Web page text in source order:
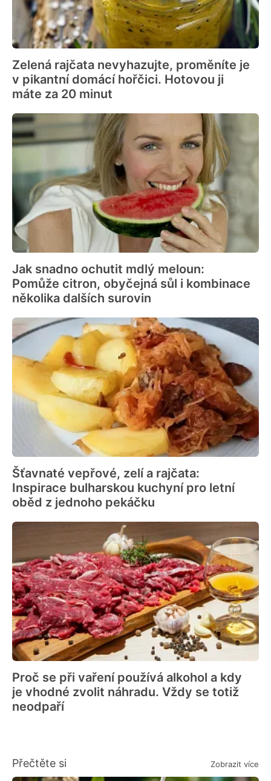
Zelená rajčata nevyhazujte, proměníte je
v pikantní domácí hořčici. Hotovou ji
máte za 20 minut
Jak snadno ochutit mdlý meloun:
Pomůže citron, obyčejná sůl i kombinace
několika dalších surovin
Šťavnaté vepřové, zelí a rajčata:
Inspirace bulharskou kuchyní pro letní
oběd z jednoho pekáčku
Proč se při vaření používá alkohol a kdy
je vhodné zvolit náhradu. Vždy se totiž
neodpaří
Přečtěte si Zobrazit více